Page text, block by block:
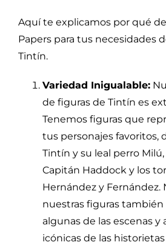
Aquí te explicamos por qué
Papers para tus necesidades
Tintín.
Variedad Inigualable:
de figuras de Tintín es
Tenemos figuras que
tus personajes favoritos,
Tintín y su leal perro
Capitán Haddock y los
Hernández y Fernández.
nuestras figuras
algunas de las escenas y
icónicas de las